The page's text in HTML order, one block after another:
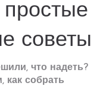
советы
что надеть?
как собрать